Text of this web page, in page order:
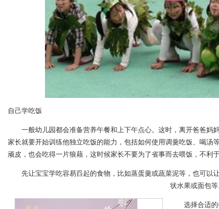
自己学吃饭
一般幼儿园都会准备营养午餐和上下午点心。这时，离开爸爸妈
家长就要开始训练他独立吃饭的能力，包括如何使用调羹吃饭、喝汤
顽皮，也会吃得一片狼藉，这时候家长不要为了省事而去喂饭，不利
先让宝宝学吃容易舀起的食物，比如蒸蛋羹或蔬菜泥等，也可以
状水果或面包
选择合适的